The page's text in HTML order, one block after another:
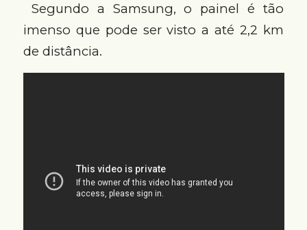
Segundo a Samsung, o painel é tão
imenso que pode ser visto a até 2,2 km
de distância.